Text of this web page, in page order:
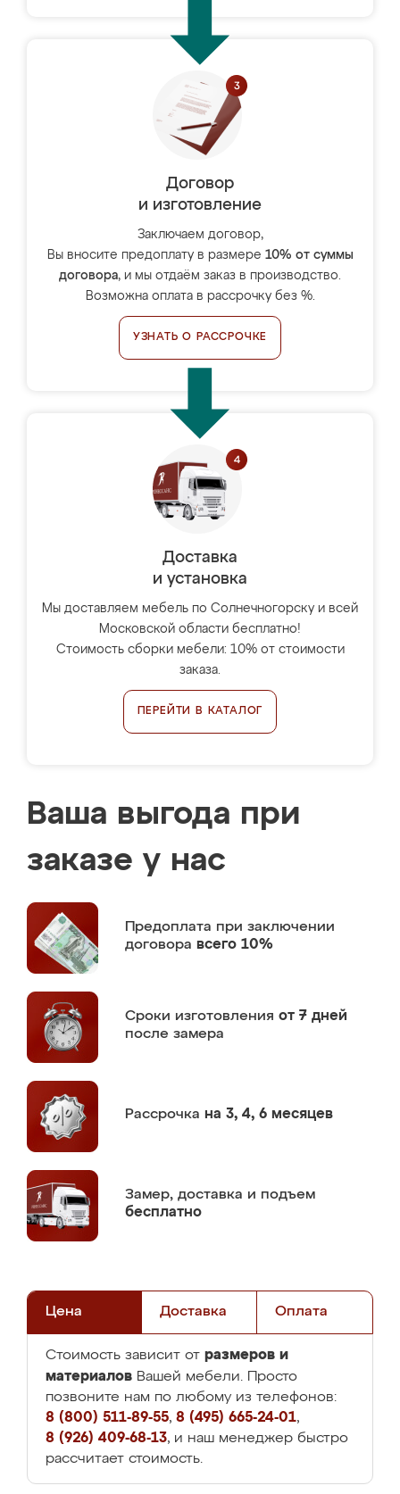
Договор
и изготовление
Заключаем договор,
Вы вносите предоплату в размере 10% от суммы
договора, и мы отдаём заказ в производство.
Возможна оплата в рассрочку без %.
УЗНАТЬ О РАССРОЧКЕ
Доставка
и установка
Мы доставляем мебель по Солнечногорску и всей
Московской области бесплатно!
Стоимость сборки мебели: 10% от стоимости
заказа.
ПЕРЕЙТИ В КАТАЛОГ
Ваша выгода при
заказе у нас
Предоплата при заключении
договора всего 10%
Сроки изготовления от 7 дней
после замера
Рассрочка на 3, 4, 6 месяцев
Замер, доставка и подъем
бесплатно
Цена Доставка Оплата
Стоимость зависит от размеров и
материалов Вашей мебели. Просто
позвоните нам по любому из телефонов:
8 (800) 511-89-55, 8 (495) 665-24-01,
8 (926) 409-68-13, и наш менеджер быстро
рассчитает стоимость.